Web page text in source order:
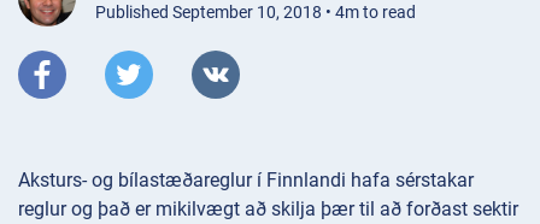
Published September 10, 2018 • 4m to read
Aksturs- og bílastæðareglur í Finnlandi hafa sérstakar
reglur og það er mikilvægt að skilja þær til að forðast sektir